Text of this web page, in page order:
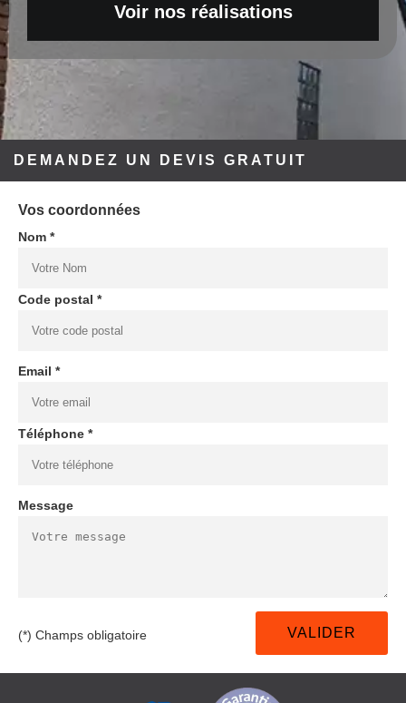
Voir nos réalisations
DEMANDEZ UN DEVIS GRATUIT
Vos coordonnées
Nom *
Code postal *
Email *
Téléphone *
Message
(*) Champs obligatoire